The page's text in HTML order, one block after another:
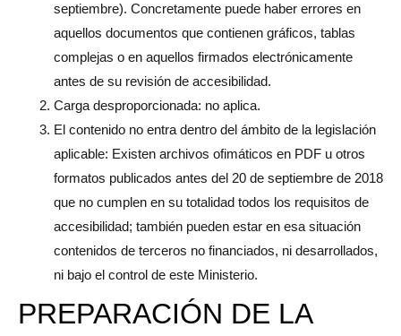
septiembre). Concretamente puede haber errores en
aquellos documentos que contienen gráficos, tablas
complejas o en aquellos firmados electrónicamente
antes de su revisión de accesibilidad.
Carga desproporcionada: no aplica.
El contenido no entra dentro del ámbito de la legislación
aplicable: Existen archivos ofimáticos en PDF u otros
formatos publicados antes del 20 de septiembre de 2018
que no cumplen en su totalidad todos los requisitos de
accesibilidad; también pueden estar en esa situación
contenidos de terceros no financiados, ni desarrollados,
ni bajo el control de este Ministerio.
PREPARACIÓN DE LA